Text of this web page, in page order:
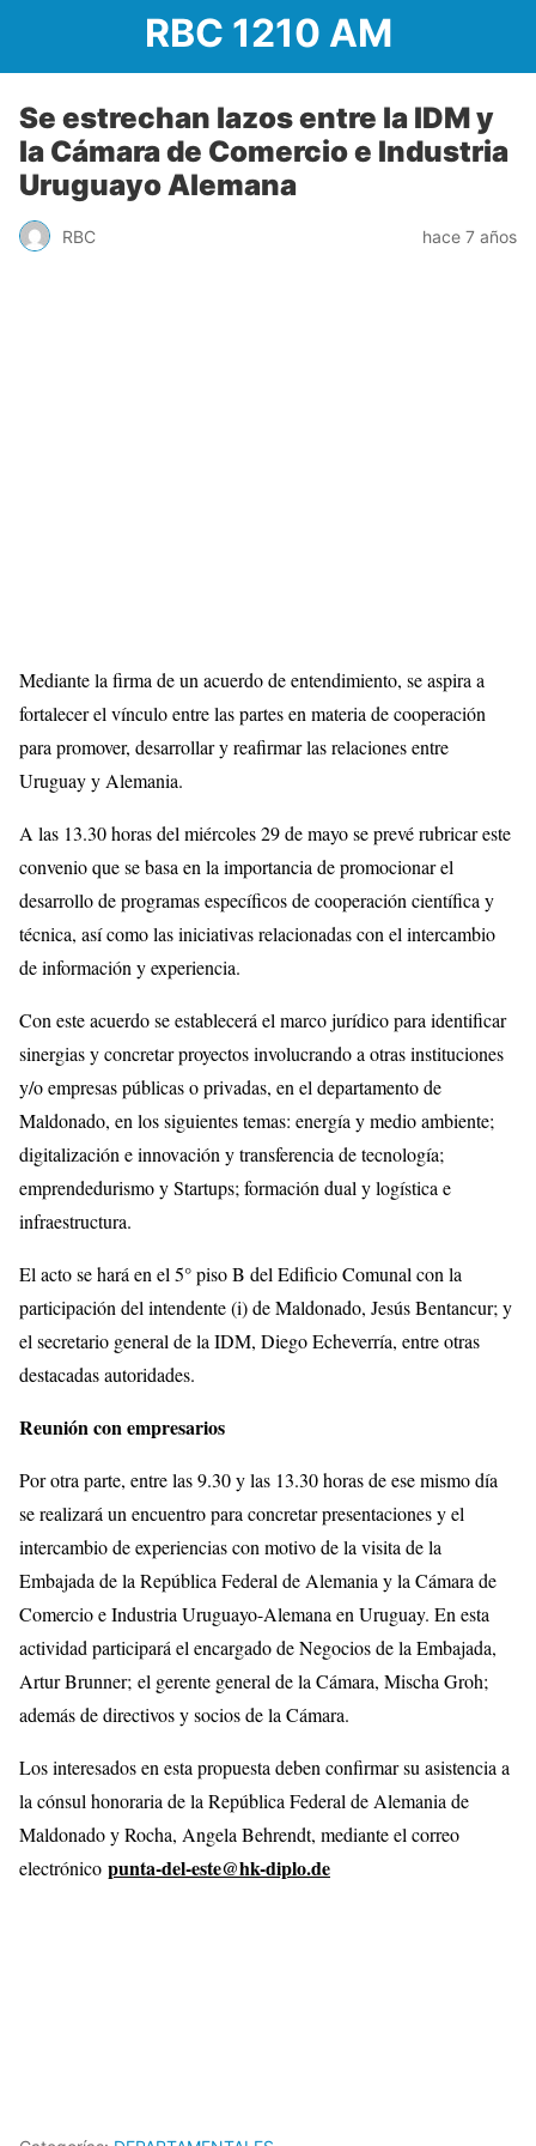
RBC 1210 AM
Se estrechan lazos entre la IDM y
la Cámara de Comercio e Industria
Uruguayo Alemana
RBC hace 7 años
Mediante la firma de un acuerdo de entendimiento, se aspira a
fortalecer el vínculo entre las partes en materia de cooperación
para promover, desarrollar y reafirmar las relaciones entre
Uruguay y Alemania.
A las 13.30 horas del miércoles 29 de mayo se prevé rubricar este
convenio que se basa en la importancia de promocionar el
desarrollo de programas específicos de cooperación científica y
técnica, así como las iniciativas relacionadas con el intercambio
de información y experiencia.
Con este acuerdo se establecerá el marco jurídico para identificar
sinergias y concretar proyectos involucrando a otras instituciones
y/o empresas públicas o privadas, en el departamento de
Maldonado, en los siguientes temas: energía y medio ambiente;
digitalización e innovación y transferencia de tecnología;
emprendedurismo y Startups; formación dual y logística e
infraestructura.
El acto se hará en el 5° piso B del Edificio Comunal con la
participación del intendente (i) de Maldonado, Jesús Bentancur; y
el secretario general de la IDM, Diego Echeverría, entre otras
destacadas autoridades.
Reunión con empresarios
Por otra parte, entre las 9.30 y las 13.30 horas de ese mismo día
se realizará un encuentro para concretar presentaciones y el
intercambio de experiencias con motivo de la visita de la
Embajada de la República Federal de Alemania y la Cámara de
Comercio e Industria Uruguayo-Alemana en Uruguay. En esta
actividad participará el encargado de Negocios de la Embajada,
Artur Brunner; el gerente general de la Cámara, Mischa Groh;
además de directivos y socios de la Cámara.
Los interesados en esta propuesta deben confirmar su asistencia a
la cónsul honoraria de la República Federal de Alemania de
Maldonado y Rocha, Angela Behrendt, mediante el correo
electrónico punta-del-este@hk-diplo.de